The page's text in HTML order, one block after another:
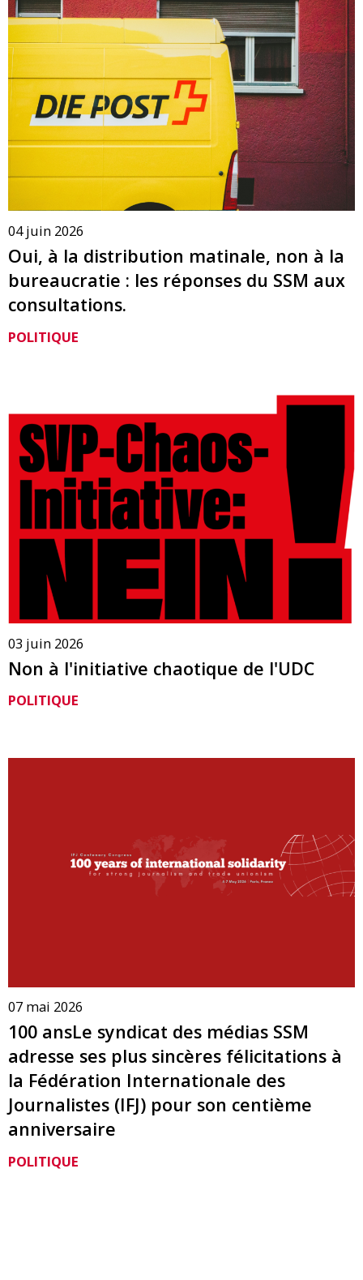
04 juin 2026
Oui, à la distribution matinale, non à la
bureaucratie : les réponses du SSM aux
consultations.
POLITIQUE
03 juin 2026
Non à l'initiative chaotique de l'UDC
POLITIQUE
07 mai 2026
100 ansLe syndicat des médias SSM
adresse ses plus sincères félicitations à
la Fédération Internationale des
Journalistes (IFJ) pour son centième
anniversaire
POLITIQUE